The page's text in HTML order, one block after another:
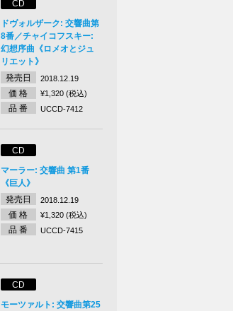
CD
ドヴォルザーク: 交響曲第
8番／チャイコフスキー:
幻想序曲《ロメオとジュ
リエット》
発売日
2018.12.19
価 格 ¥1,320 (税込)
品 番 UCCD-7412
CD
マーラー: 交響曲 第1番
《巨人》
発売日
2018.12.19
価 格 ¥1,320 (税込)
品 番 UCCD-7415
CD
モーツァルト: 交響曲第25